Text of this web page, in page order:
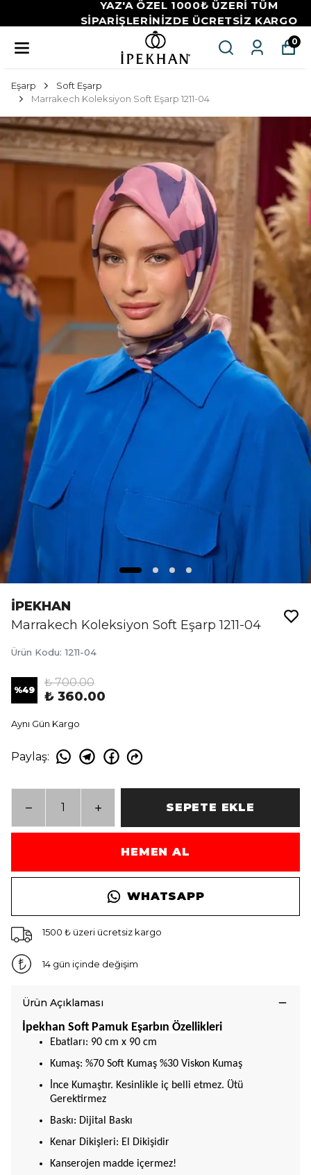
YAZ'A ÖZEL 1000₺ ÜZERİ TÜM
SİPARİŞLERİNİZDE ÜCRETSİZ KARGO
0
Eşarp
Soft Eşarp
Marrakech Koleksiyon Soft Eşarp 1211-04
İPEKHAN
Marrakech Koleksiyon Soft Eşarp 1211-04
Ürün Kodu: 1211-04
%49
₺ 700.00
₺ 360.00
Aynı Gün Kargo
Paylaş:
SEPETE EKLE
HEMEN AL
WHATSAPP
1500 ₺ üzeri ücretsiz kargo
14 gün içinde değişim
Ürün Açıklaması
İpekhan Soft Pamuk Eşarbın Özellikleri
Ebatları: 90 cm x 90 cm
Kumaş: %70 Soft Kumaş %30 Viskon Kumaş
İnce Kumaştır. Kesinlikle iç belli etmez. Ütü
Gerektirmez
Baskı: Dijital Baskı
Kenar Dikişleri: El Dikişidir
Kanserojen madde içermez!